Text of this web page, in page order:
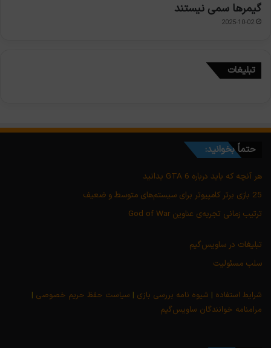
گیمرها سمی نیستند
2025-10-02
تبلیغات
حتماً بخوانید:
هر آنچه که باید درباره GTA 6 بدانید
25 بازی برتر کامپیوتر برای سیستم‌های متوسط و ضعیف
ترتیب زمانی تجربه‌ی عناوین God of War
تبلیغات در ساویس‌گیم
سلب مسئولیت
شرایط استفاده | شیوه نامه بررسی بازی | سیاست حفظ حریم خصوصی |
مرامنامه خوانندگان ساویس‌گیم